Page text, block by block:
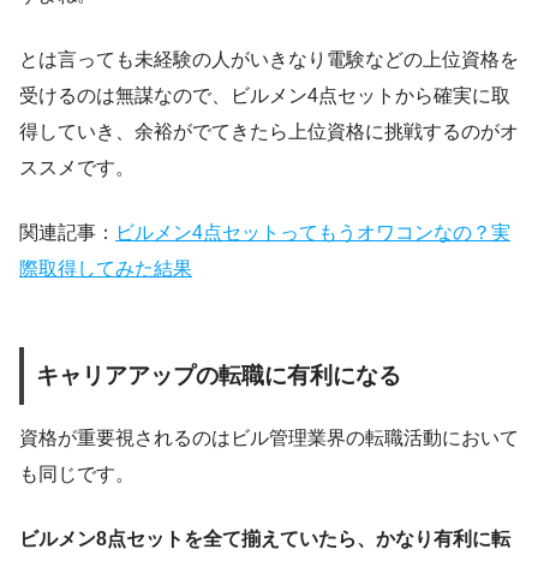
とは言っても未経験の人がいきなり電験などの上位資格を
受けるのは無謀なので、ビルメン4点セットから確実に取
得していき、余裕がでてきたら上位資格に挑戦するのがオ
ススメです。
関連記事： ビルメン4点セットってもうオワコンなの？実
際取得してみた結果
キャリアアップの転職に有利になる
資格が重要視されるのはビル管理業界の転職活動において
も同じです。
ビルメン8点セットを全て揃えていたら、かなり有利に転